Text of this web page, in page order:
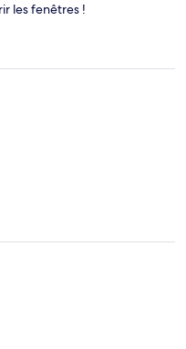
les fenêtres !